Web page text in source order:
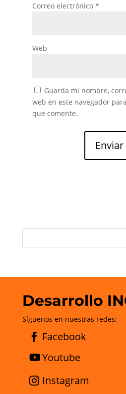
Correo electrónico *
Web
Guarda mi nombre,
web en este navegador
que comente.
Desarrollo
Síguenos en nuestras redes:
Facebook
Youtube
Instagram